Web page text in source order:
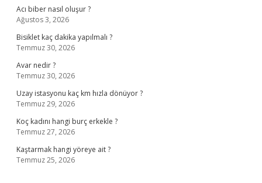
Acı biber nasıl oluşur ?
Ağustos 3, 2026
Bisiklet kaç dakika yapılmalı ?
Temmuz 30, 2026
Avar nedir ?
Temmuz 30, 2026
Uzay istasyonu kaç km hızla dönüyor ?
Temmuz 29, 2026
Koç kadını hangi burç erkekle ?
Temmuz 27, 2026
Kaştarmak hangi yöreye ait ?
Temmuz 25, 2026